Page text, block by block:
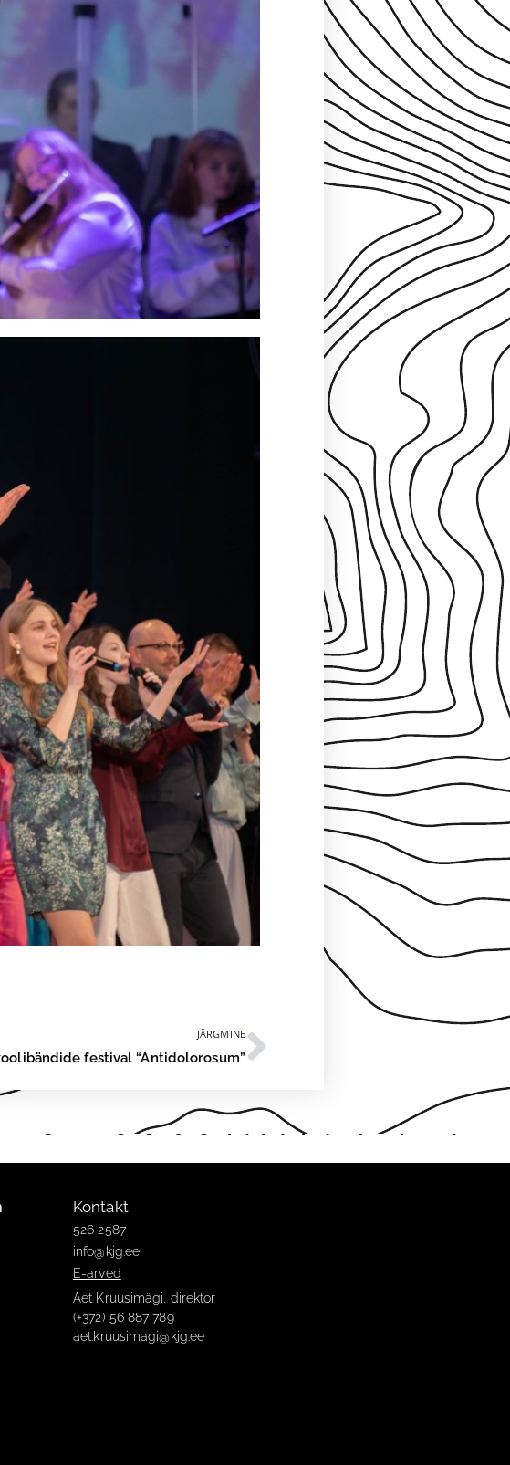
JÄRGMINE
festival “Antidolorosum”
Kontakt
526 2587
info@kjg.ee
E-arved
Aet Kruusimägi, direktor
(+372) 56 887 789
aet.kruusimagi@kjg.ee